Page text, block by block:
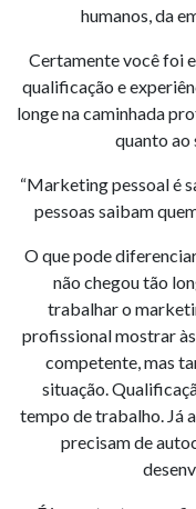
humanos, da
Certamente você foi
qualificação e
longe na caminhada
quanto ao
“Marketing pessoal é
pessoas saibam
O que pode
não chegou tão
trabalhar o
profissional mostrar às
competente, mas
situação.
tempo de trabalho. Já
precisam de